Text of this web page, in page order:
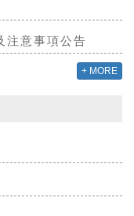
注意事項公告
+ MORE